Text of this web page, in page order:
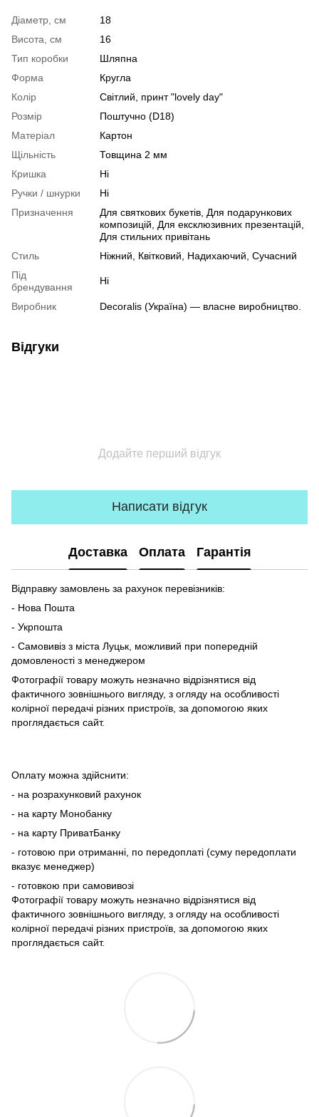
Діаметр, см
18
Висота, см
16
Тип коробки
Шляпна
Форма
Кругла
Колір
Світлий, принт "lovely day"
Розмір
Поштучно (D18)
Матеріал
Картон
Щільність
Товщина 2 мм
Кришка
Ні
Ручки / шнурки
Ні
Призначення
Для святкових букетів, Для подарункових
композицій, Для ексклюзивних презентацій,
Для стильних привітань
Стиль
Ніжний, Квітковий, Надихаючий, Сучасний
Під
брендування
Ні
Виробник Decoralis (Україна) — власне виробництво.
Відгуки
Додайте перший відгук
Написати відгук
Доставка Оплата Гарантія
Відправку замовлень за рахунок перевізників:
- Нова Пошта
- Укрпошта
- Самовивіз з міста Луцьк, можливий при попередній
домовленості з менеджером
Фотографії товару можуть незначно відрізнятися від
фактичного зовнішнього вигляду, з огляду на особливості
колірної передачі різних пристроїв, за допомогою яких
проглядається сайт.
Оплату можна здійснити:
- на розрахунковий рахунок
- на карту Монобанку
- на карту ПриватБанку
- готовою при отриманні, по передоплаті (суму передоплати
вказує менеджер)
- готовкою при самовивозі
Фотографії товару можуть незначно відрізнятися від
фактичного зовнішнього вигляду, з огляду на особливості
колірної передачі різних пристроїв, за допомогою яких
проглядається сайт.